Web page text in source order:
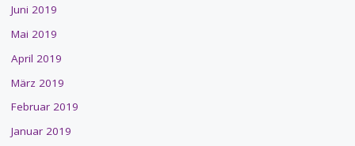
Juni 2019
Mai 2019
April 2019
März 2019
Februar 2019
Januar 2019